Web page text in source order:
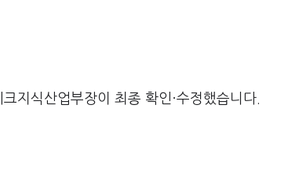
지식산업부장이 최종 확인·수정했습니다.